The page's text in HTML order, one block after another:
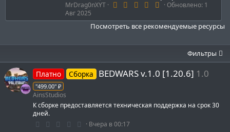
MrDrag0nXYT 4
6
9
ё
д
Обновлено: 1
Авг 2025
Посмотреть все рекомендуемые ресурсы
Фильтры
Платно Сборка BEDWARS v.1.0 [1.20.6] 1.0
"499.00" ₽
AinsStudios
К сборке предоставляется техническая поддержка на срок 30
дней.
0 Вчера в 00:17